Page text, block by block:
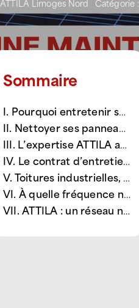
ATTILA Limoges Nord Catégorie :
Sommaire
I. Pourquoi entretenir ses panneaux photovoltaïques ?
II. Nettoyer ses panneaux solaires, oui… mais pas n’importe comment
III. L’expertise ATTILA au service de votre toiture solaire
IV. Le contrat d’entretien ATTILA : la garantie d’un toit durable
V. Toitures industrielles, terrasses, traditionnelles : un entretien adapté à chaque typologie
VI. À quelle fréquence nettoyer ses panneaux photovoltaïques ?
VII. ATTILA : un réseau national au service de votre performance énergétique